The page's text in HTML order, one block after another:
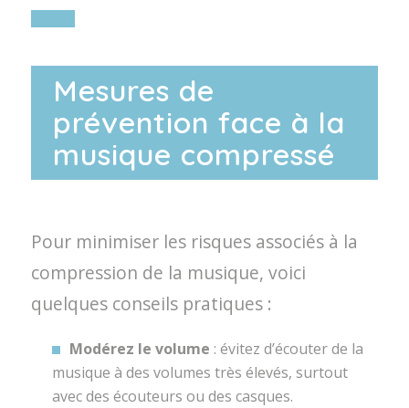
Mesures de
prévention face à la
musique compressé
Pour minimiser les risques associés à la
compression de la musique, voici
quelques conseils pratiques :
Modérez le volume : évitez d’écouter de la
musique à des volumes très élevés, surtout
avec des écouteurs ou des casques.